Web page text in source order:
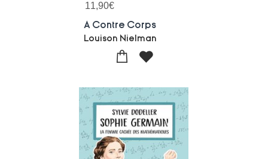
11,90€
A Contre Corps
Louison Nielman